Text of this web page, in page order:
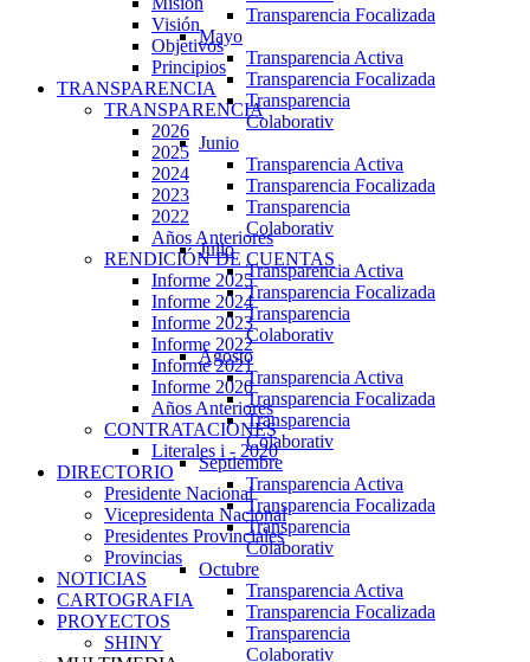
Transparencia Focalizada
Mayo
Transparencia Activa
Transparencia Focalizada
Transparencia
Colaborativ
Junio
Transparencia Activa
Transparencia Focalizada
Transparencia
Colaborativ
Julio
Transparencia Activa
Transparencia Focalizada
Transparencia
Colaborativ
Agosto
Transparencia Activa
Transparencia Focalizada
Transparencia
Colaborativ
Septiembre
Transparencia Activa
Transparencia Focalizada
Transparencia
Colaborativ
Octubre
Transparencia Activa
Transparencia Focalizada
Transparencia
Colaborativ
Visión
Objetivos
Principios
TRANSPARENCIA
TRANSPARENCIA
2026
2025
2024
2023
2022
Años Anteriores
RENDICIÓN DE CUENTAS
Informe 2025
Informe 2024
Informe 2023
Informe 2022
Informe 2021
Informe 2020
Años Anteriores
CONTRATACIONES
Literales i - 2020
DIRECTORIO
Presidente Nacional
Vicepresidenta Nacional
Presidentes Provinciales
Provincias
NOTICIAS
CARTOGRAFIA
PROYECTOS
SHINY